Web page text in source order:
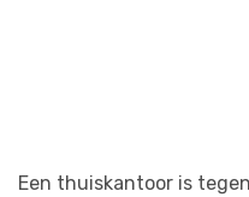
Een thuiskantoor is